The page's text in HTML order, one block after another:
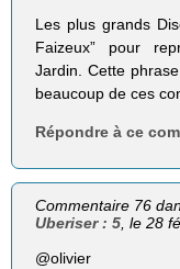
Les plus grands
Faizeux” pour
Jardin. Cette
beaucoup de ces
Répondre à ce
Commentaire 76
Uberiser : 5, le 28
@olivier